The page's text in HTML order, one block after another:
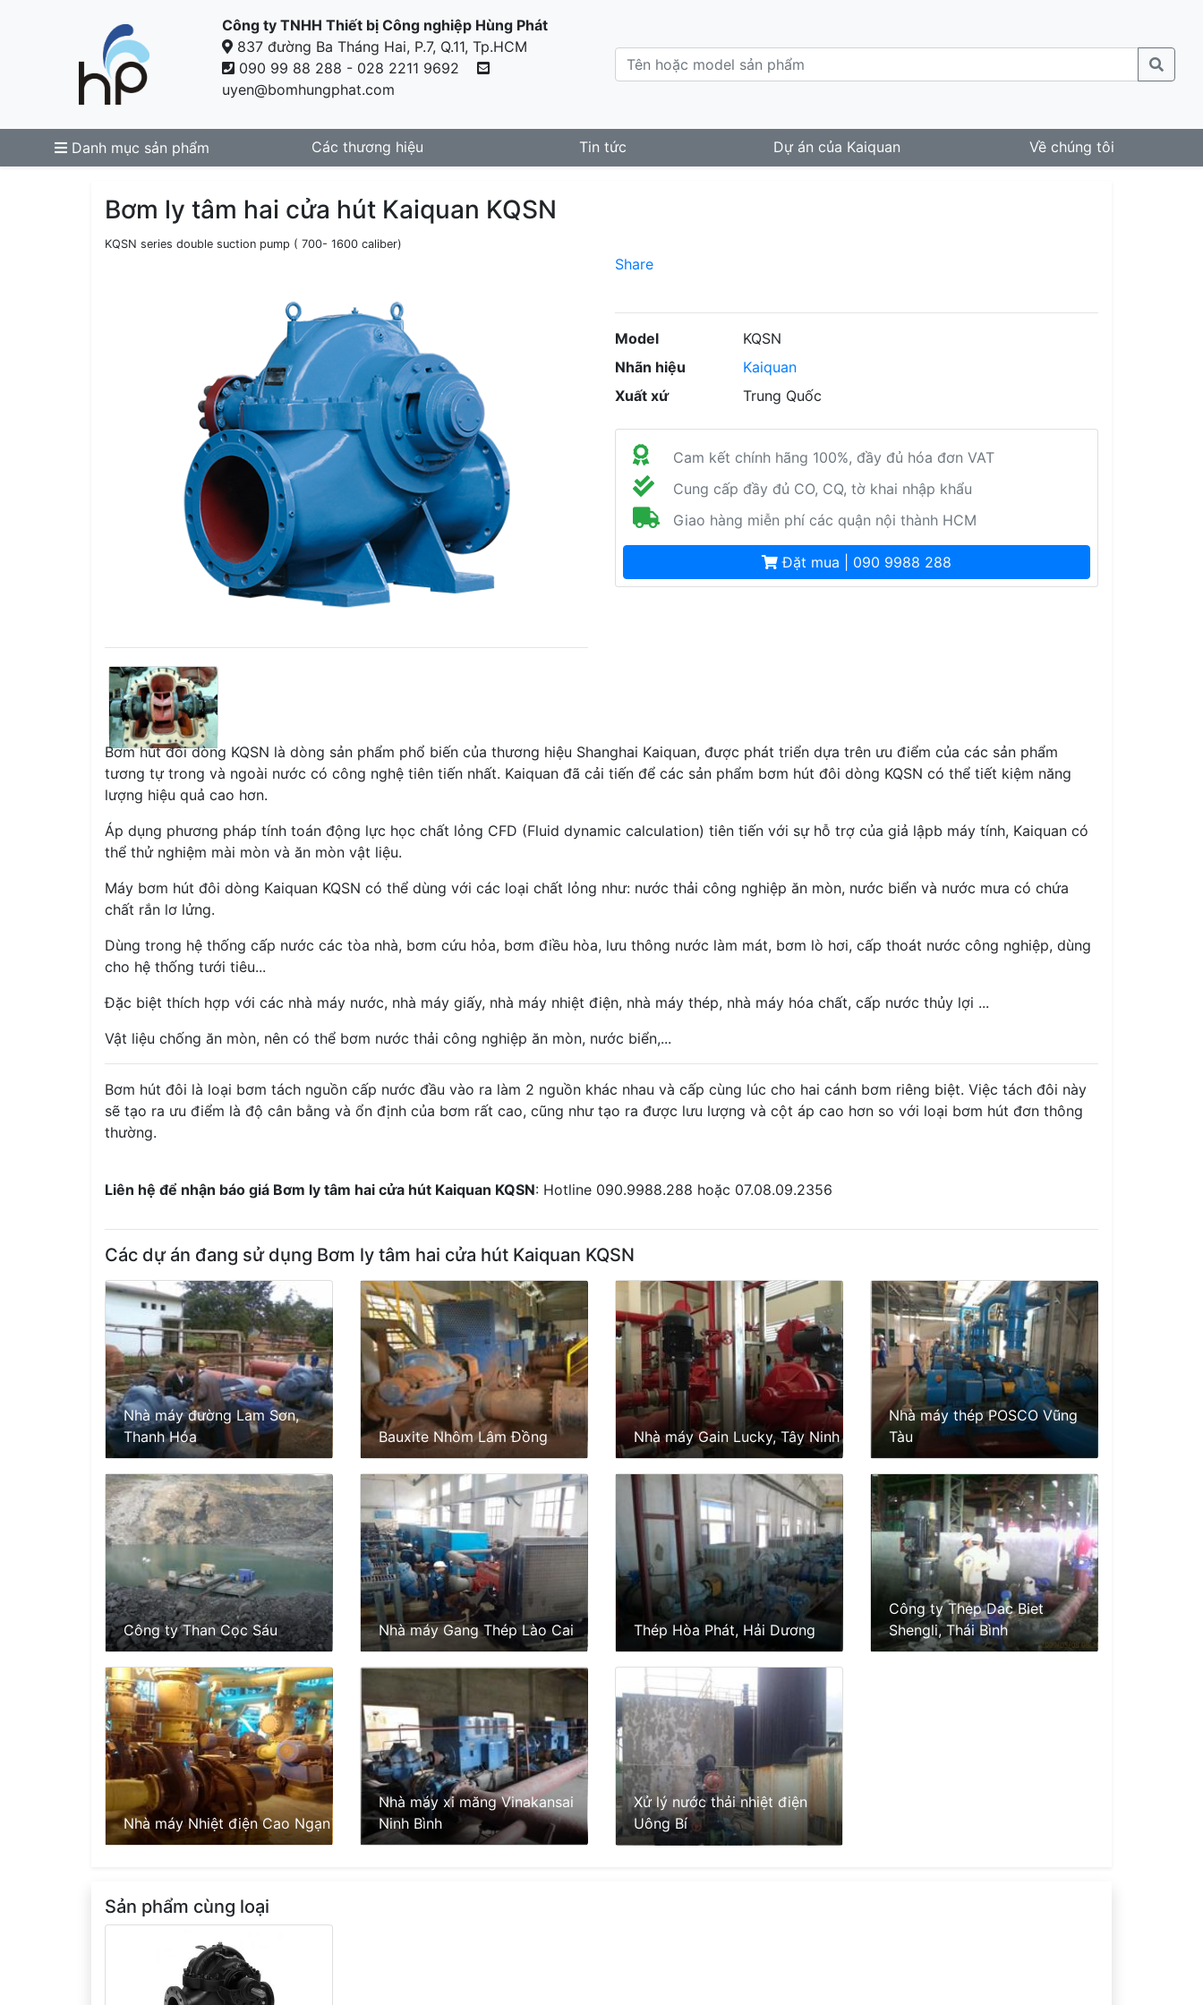
Công ty TNHH Thiết bị Công nghiệp Hùng Phát
837 đường Ba Tháng Hai, P.7, Q.11, Tp.HCM
090 99 88 288 - 028 2211 9692
uyen@bomhungphat.com
Danh mục sản phẩm Các thương hiệu Tin tức Dự án của Kaiquan Về chúng tôi
Bơm ly tâm hai cửa hút Kaiquan KQSN
KQSN series double suction pump ( 700- 1600 caliber)
Share
Model
KQSN
Nhãn hiệu
Kaiquan
Xuất xứ
Trung Quốc
Cam kết chính hãng 100%, đầy đủ hóa đơn VAT
Cung cấp đầy đủ CO, CQ, tờ khai nhập khẩu
Giao hàng miễn phí các quận nội thành HCM
Đặt mua | 090 9988 288
Bơm hút đôi dòng KQSN là dòng sản phẩm phổ biến của thương hiệu Shanghai Kaiquan, được phát triển dựa trên ưu điểm của các sản phẩm
tương tự trong và ngoài nước có công nghệ tiên tiến nhất. Kaiquan đã cải tiến để các sản phẩm bơm hút đôi dòng KQSN có thể tiết kiệm năng
lượng hiệu quả cao hơn.
Áp dụng phương pháp tính toán động lực học chất lỏng CFD (Fluid dynamic calculation) tiên tiến với sự hỗ trợ của giả lậpb máy tính, Kaiquan có
thể thử nghiệm mài mòn và ăn mòn vật liệu.
Máy bơm hút đôi dòng Kaiquan KQSN có thể dùng với các loại chất lỏng như: nước thải công nghiệp ăn mòn, nước biển và nước mưa có chứa
chất rắn lơ lửng.
Dùng trong hệ thống cấp nước các tòa nhà, bơm cứu hỏa, bơm điều hòa, lưu thông nước làm mát, bơm lò hơi, cấp thoát nước công nghiệp, dùng
cho hệ thống tưới tiêu...
Đặc biệt thích hợp với các nhà máy nước, nhà máy giấy, nhà máy nhiệt điện, nhà máy thép, nhà máy hóa chất, cấp nước thủy lợi ...
Vật liệu chống ăn mòn, nên có thể bơm nước thải công nghiệp ăn mòn, nước biển,...
Bơm hút đôi là loại bơm tách nguồn cấp nước đầu vào ra làm 2 nguồn khác nhau và cấp cùng lúc cho hai cánh bơm riêng biệt. Việc tách đôi này
sẽ tạo ra ưu điểm là độ cân bằng và ổn định của bơm rất cao, cũng như tạo ra được lưu lượng và cột áp cao hơn so với loại bơm hút đơn thông
thường.
Liên hệ để nhận báo giá Bơm ly tâm hai cửa hút Kaiquan KQSN: Hotline 090.9988.288 hoặc 07.08.09.2356
Các dự án đang sử dụng Bơm ly tâm hai cửa hút Kaiquan KQSN
Nhà máy đường Lam Sơn,
Thanh Hóa
Bauxite Nhôm Lâm Đồng Nhà máy Gain Lucky, Tây Ninh
Nhà máy thép POSCO Vũng
Tàu
Công ty Than Cọc Sáu Nhà máy Gang Thép Lào Cai Thép Hòa Phát, Hải Dương
Công ty Thep Dac Biet
Shengli, Thái Bình
Nhà máy Nhiệt điện Cao Ngạn
Nhà máy xi măng Vinakansai
Ninh Bình
Xử lý nước thải nhiệt điện
Uông Bí
Sản phẩm cùng loại